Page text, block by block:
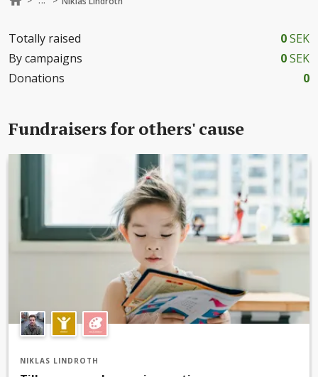
Totally raised 0SEK
By campaigns
0SEK
Donations
0
Fundraisers for others' cause
NIKLAS LINDROTH